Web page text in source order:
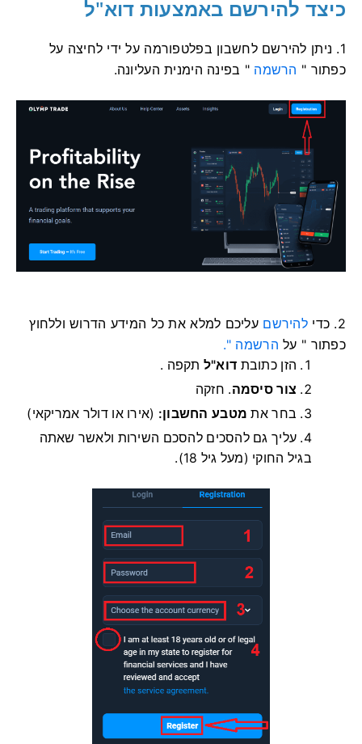
כיצד להירשם באמצעות דוא"ל
1. ניתן להירשם לחשבון בפלטפורמה על ידי לחיצה על
כפתור " הרשמה " בפינה הימנית העליונה.
2. כדי להירשם עליכם למלא את כל המידע הדרוש וללחוץ
על כפתור " הרשמה ".
הזן כתובת דוא"ל תקפה .
צור סיסמה חזקה .
בחר את מטבע החשבון: (אירו או דולר אמריקאי)
עליך גם להסכים להסכם השירות ולאשר שאתה
בגיל החוקי (מעל גיל 18).